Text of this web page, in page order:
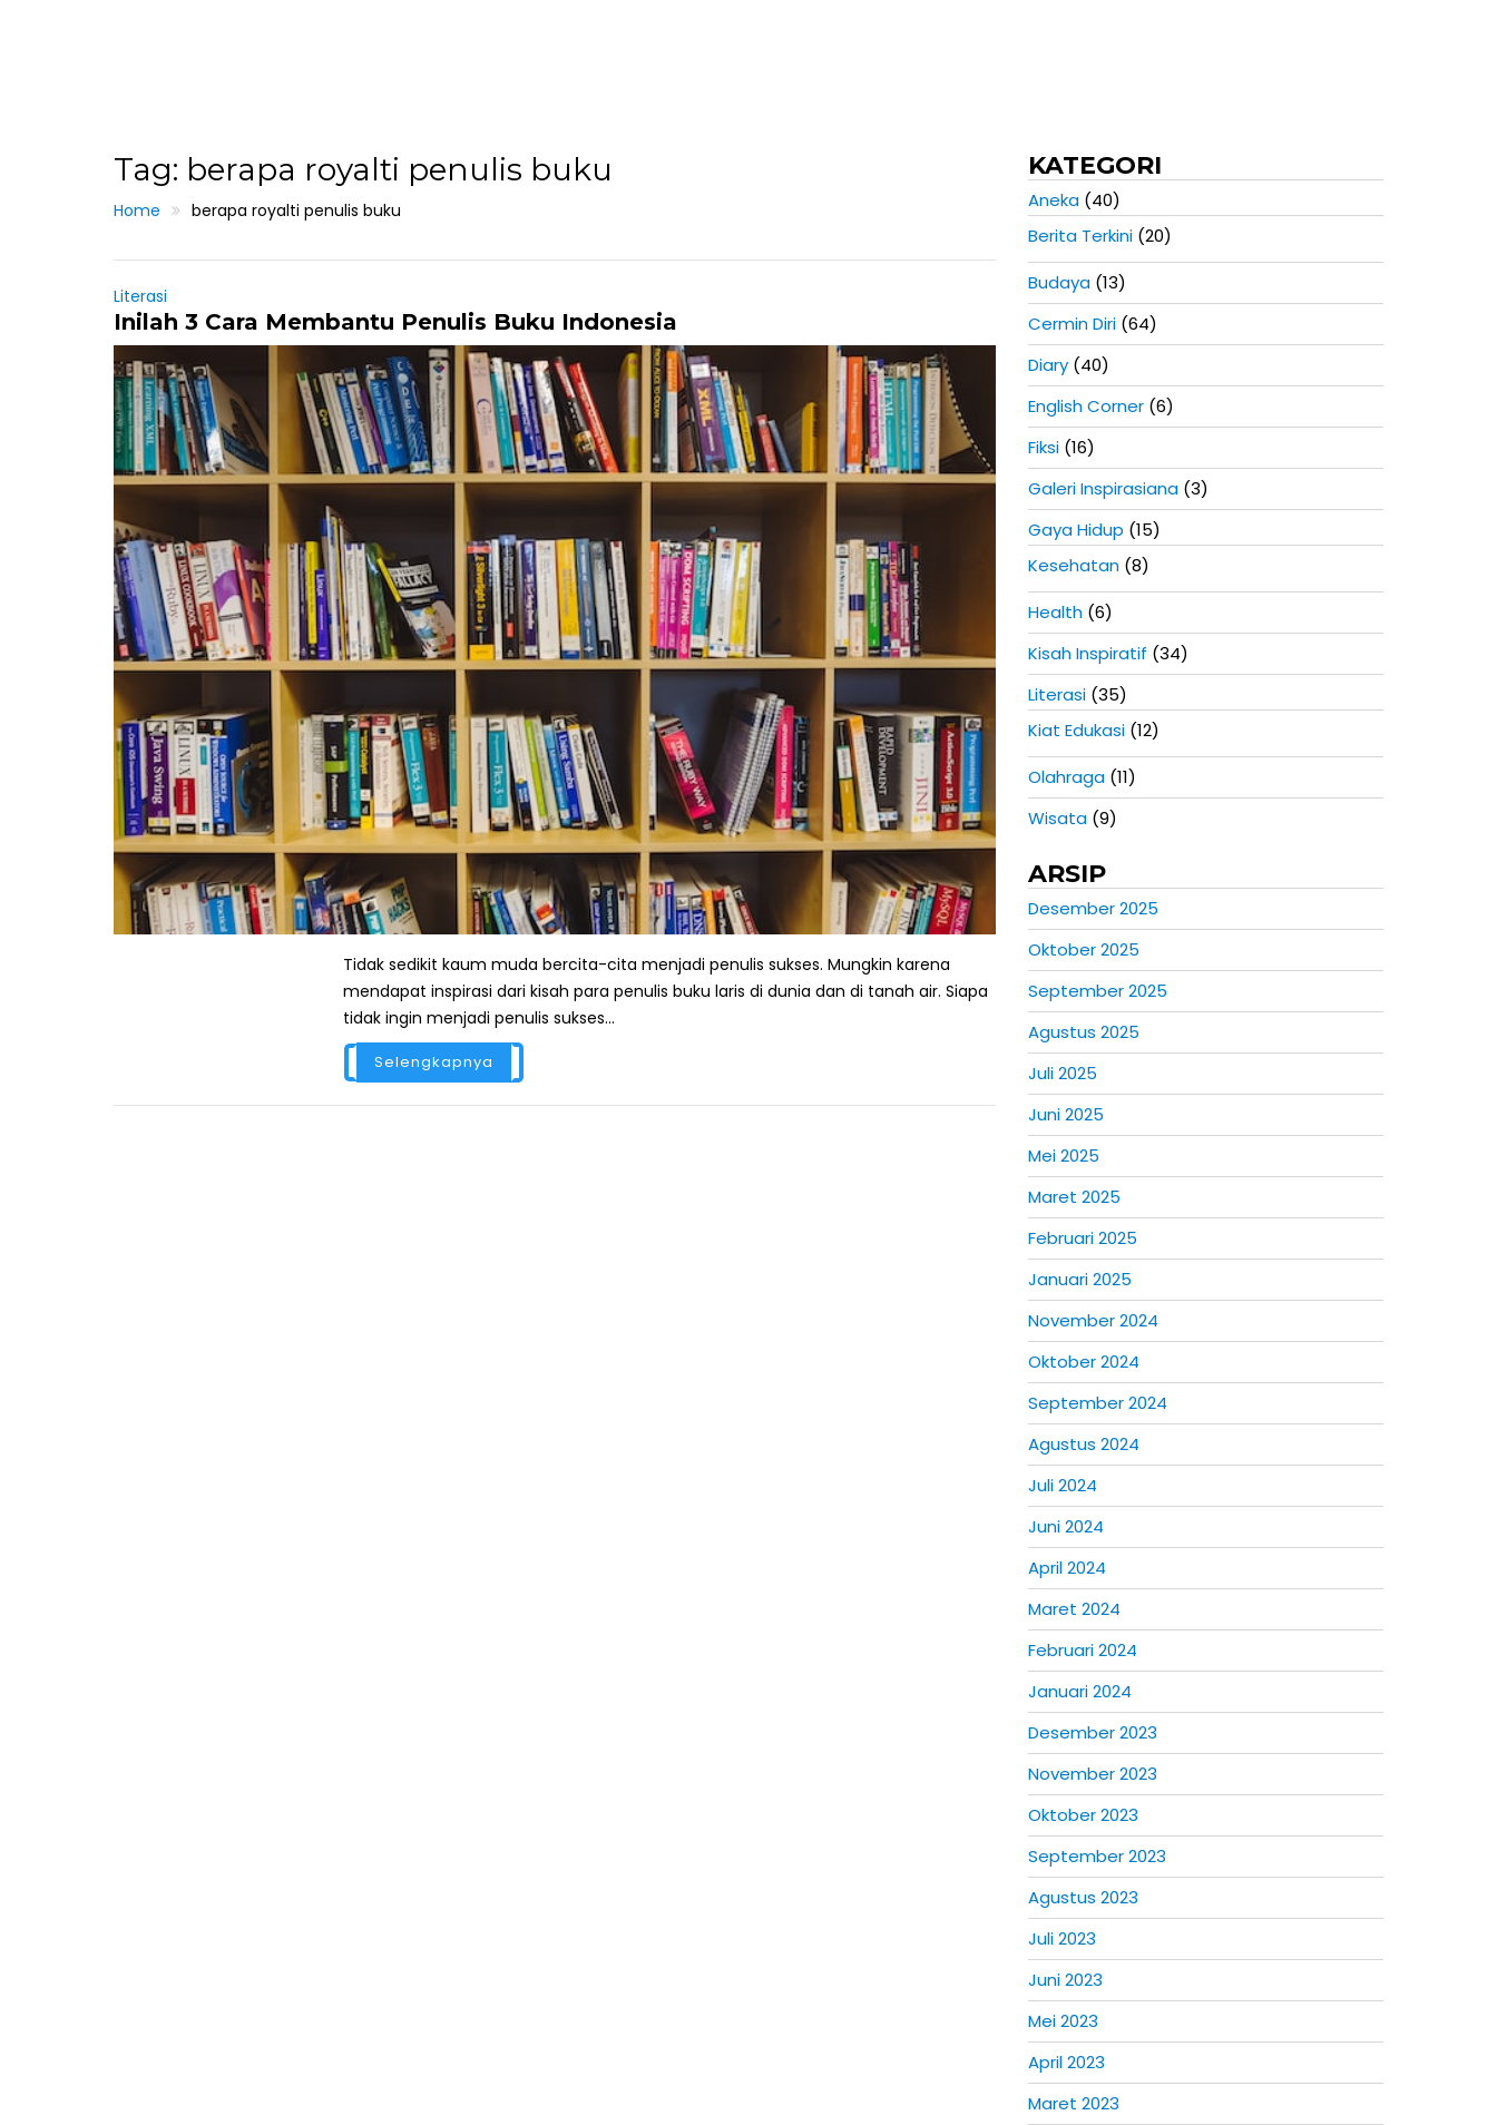
Tag: berapa royalti penulis buku
Home berapa royalti penulis buku
Literasi
Inilah 3 Cara Membantu Penulis Buku Indonesia
Tidak sedikit kaum muda bercita-cita menjadi penulis sukses. Mungkin karena
mendapat inspirasi dari kisah para penulis buku laris di dunia dan di tanah air. Siapa
tidak ingin menjadi penulis sukses...
Selengkapnya
KATEGORI
Aneka(40)
Berita Terkini(20)
Budaya(13)
Cermin Diri(64)
Diary(40)
English Corner(6)
Fiksi(16)
Galeri Inspirasiana(3)
Gaya Hidup (15)
Kesehatan(8)
Health(6)
Kisah Inspiratif (34)
Literasi(35)
Kiat Edukasi(12)
Olahraga(11)
Wisata(9)
ARSIP
Desember 2025
Oktober 2025
September 2025
Agustus 2025
Juli 2025
Juni 2025
Mei 2025
Maret 2025
Februari 2025
Januari 2025
November 2024
Oktober 2024
September 2024
Agustus 2024
Juli 2024
Juni 2024
April 2024
Maret 2024
Februari 2024
Januari 2024
Desember 2023
November 2023
Oktober 2023
September 2023
Agustus 2023
Juli 2023
Juni 2023
Mei 2023
April 2023
Maret 2023